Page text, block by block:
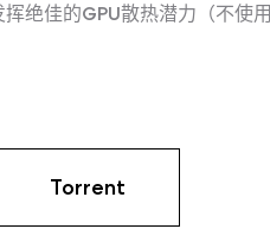
绝佳的GPU散热潜力（不使用
Torrent